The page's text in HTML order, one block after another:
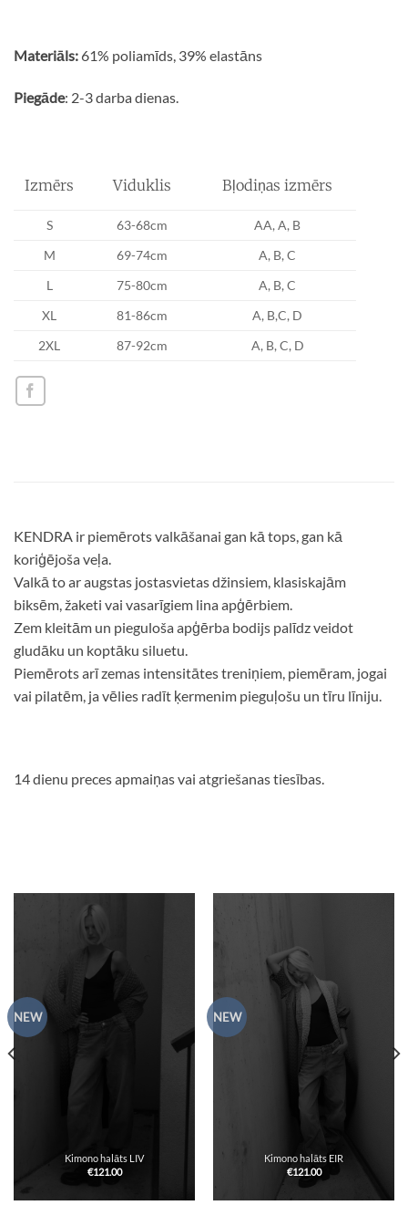
Materiāls: 61% poliamīds, 39% elastāns
Piegāde: 2-3 darba dienas.
Izmērs Viduklis Bļodiņas izmērs
S 63-68cm
AA, A, B
M
69-74cm
A, B, C
L
75-80cm
A, B, C
XL
81-86cm
A, B,C, D
2XL
87-92cm A, B, C, D
KENDRA ir piemērots valkāšanai gan kā tops, gan kā
koriģējoša veļa.
Valkā to ar augstas jostasvietas džinsiem, klasiskajām
biksēm, žaketi vai vasarīgiem lina apģērbiem.
Zem kleitām un pieguloša apģērba bodijs palīdz veidot
gludāku un koptāku siluetu.
Piemērots arī zemas intensitātes treniņiem, piemēram, jogai
vai pilatēm, ja vēlies radīt ķermenim pieguļošu un tīru līniju.
14 dienu preces apmaiņas vai atgriešanas tiesības.
NEW
Kimono halāts LIV
€121.00
NEW
Kimono halāts EIR
€121.00